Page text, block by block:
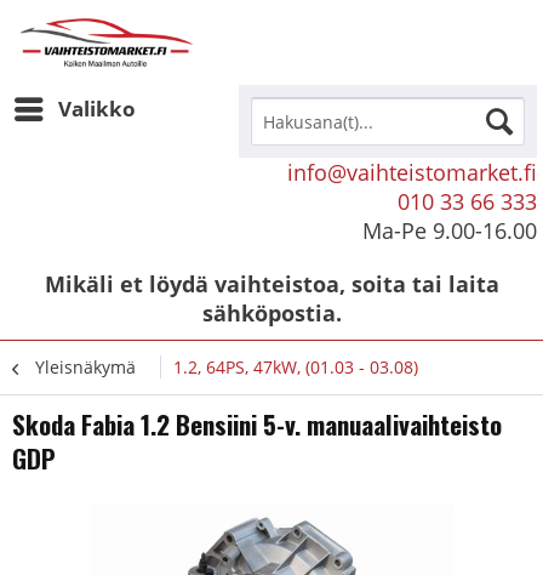
Valikko
info@vaihteistomarket.fi
010 33 66 333
Ma-Pe 9.00-16.00
Mikäli et löydä vaihteistoa, soita tai laita
sähköpostia.
Yleisnäkymä 1.2, 64PS, 47kW, (01.03 - 03.08)
Skoda Fabia 1.2 Bensiini 5-v. manuaalivaihteisto
GDP